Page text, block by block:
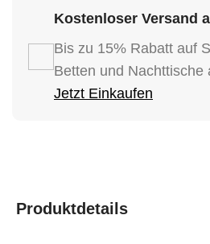
Kostenloser Versand
Bis zu 15% Rabatt auf
Betten und Nachttische
Jetzt Einkaufen
Produktdetails